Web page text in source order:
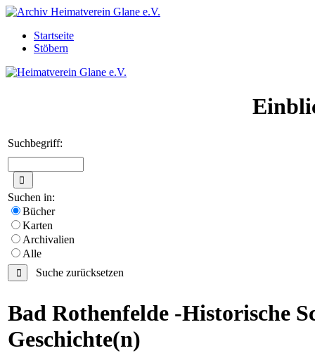
Startseite
Stöbern
Suchbegriff:
Suchen in:
Bücher
Karten
Archivalien
Alle
Suche zurücksetzen
Bad Rothenfelde -Historische
Geschichte(n)